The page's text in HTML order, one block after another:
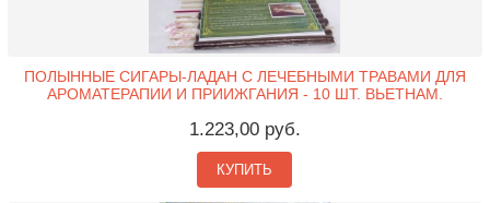
ПОЛЫННЫЕ СИГАРЫ-ЛАДАН С ЛЕЧЕБНЫМИ ТРАВАМИ ДЛЯ
АРОМАТЕРАПИИ И ПРИИЖГАНИЯ - 10 ШТ. ВЬЕТНАМ.
1.223,00 руб.
КУПИТЬ